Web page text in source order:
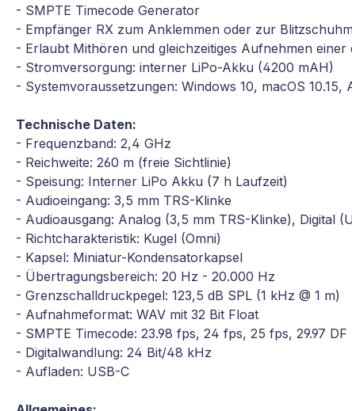
- SMPTE Timecode Generator
- Empfänger RX zum Anklemmen oder zur
- Erlaubt Mithören und gleichzeitiges Aufnehmen
- Stromversorgung: interner LiPo-Akku (4200 mAH)
- Systemvoraussetzungen: Windows 10, macOS 10.15,
Technische Daten:
- Frequenzband: 2,4 GHz
- Reichweite: 260 m (freie Sichtlinie)
- Speisung: Interner LiPo Akku (7 h Laufzeit)
- Audioeingang: 3,5 mm TRS-Klinke
- Audioausgang: Analog (3,5 mm TRS-Klinke), Digital
- Richtcharakteristik: Kugel (Omni)
- Kapsel: Miniatur-Kondensatorkapsel
- Übertragungsbereich: 20 Hz - 20.000 Hz
- Grenzschalldruckpegel: 123,5 dB SPL (1 kHz @ 1 m)
- Aufnahmeformat: WAV mit 32 Bit Float
- SMPTE Timecode: 23.98 fps, 24 fps, 25 fps, 29.97
- Digitalwandlung: 24 Bit/48 kHz
- Aufladen: USB-C